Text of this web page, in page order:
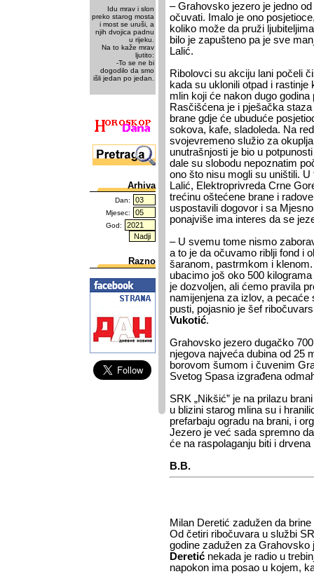
Idu mrav i slon
preko starog mosta
i most se uruši, a
njih dvojica padnu
u rijeku.
Na to kaže mrav
ljutito:
-To se ne bi
dogodilo da smo
išli jedan po jedan.
Arhiva
Dan:
Mjesec:
God:
Razno
– Grahovsko jezero je jedno
očuvati. Imalo je ono
koliko može da pruži
bilo je zapušteno pa je sve
Lalić.
Ribolovci su akciju lani počeli
kada su uklonili otpad i
mlin koji će nakon dugo godina
Rasčišćena je i pješačka
brane gdje će ubuduće
sokova, kafe, sladoleda. Na
svojevremeno služio za
unutrašnjosti je bio u
dale su slobodu nepoznatim
ono što nisu mogli su uništili.
Lalić, Elektroprivreda Crne
trećinu oštećene brane i
uspostavili dogovor i sa
ponajviše ima interes da se
– U svemu tome nismo
a to je da očuvamo riblji fond i
šaranom, pastrmkom i
ubacimo još oko 500
je dozvoljen, ali ćemo pravila
namijenjena za izlov, a
pusti, pojasnio je šef
Vukotić.
Grahovsko jezero dugačko
njegova najveća dubina od 25
borovom šumom i čuvenim
Svetog Spasa izgrađena
SRK „Nikšić” je na prilazu
u blizini starog mlina su i
prefarbaju ogradu na brani, i
Jezero je već sada spremno
će na raspolaganju biti i drvena
B.B.
Milan Deretić zadužen da
Od četiri ribočuvara u službi
godine zadužen za
Deretić nekada je radio u
napokon ima posao u kojem,